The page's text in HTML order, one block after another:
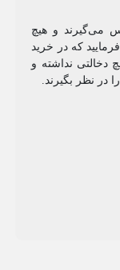
می‌گیرند و هیچ
که در خرید
دخالتی نداشته و
در نظر بگیرند.